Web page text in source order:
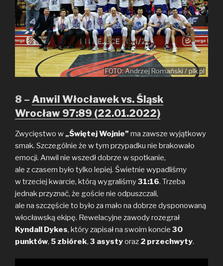
FOTO: Andrzej Romański / plk.pl
8 – Anwil Włocławek vs. Śląsk
Wrocław 97:89 (22.01.2022)
Zwycięstwo w „Świętej Wojnie” ma zawsze wyjątkowy
smak. Szczególnie że w tym przypadku nie brakowało
emocji. Anwil nie wszedł dobrze w spotkanie,
ale z czasem było tylko lepiej. Świetnie wypadliśmy
w trzeciej kwarcie, którą wygraliśmy31:16. Trzeba
jednak przyznać, że goście nie odpuszczali,
ale na szczęście to było za mało na dobrze dysponowaną
włocławską ekipę. Rewelacyjne zawody rozegrał
Kyndall Dykes, który zapisał na swoim koncie 30
punktów, 5 zbiórek, 3 asystyoraz 2 przechwyty.